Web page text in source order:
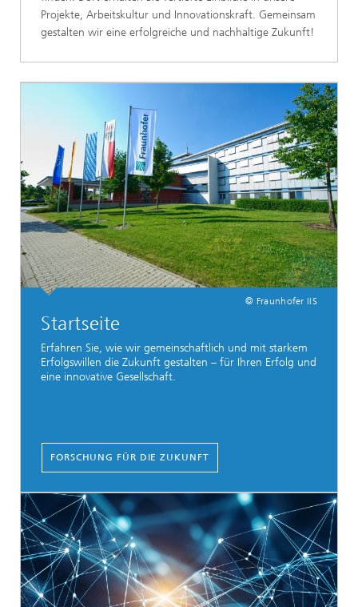
Projekte, Arbeitskultur und Innovationskraft. Gemeinsam
gestalten wir eine erfolgreiche und nachhaltige Zukunft!
© Fraunhofer IIS
Startseite
Erfahren Sie, wie wir gemeinschaftlich und mit starkem
Erfolgswillen die Zukunft gestalten – für Ihren Erfolg und
eine innovative Gesellschaft.
FORSCHUNG FÜR DIE ZUKUNFT